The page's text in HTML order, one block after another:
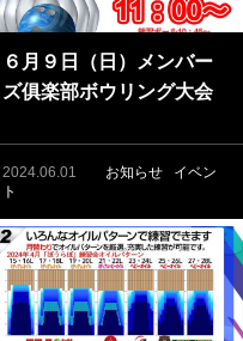
６月９日（日）メンバー
ズ俱楽部ボウリング大会
2024.06.01 お知らせ
イベン
ト